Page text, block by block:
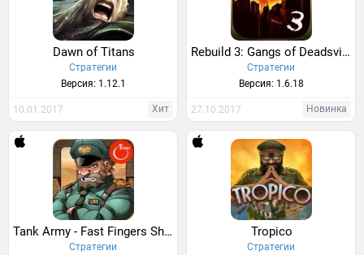
Dawn of Titans
Стратегии
Версия: 1.12.1
10.01.2017 Хит
Rebuild 3: Gangs of Deadsville
Стратегии
Версия: 1.6.18
27.10.2017 Новинка
Tank Army - Fast Fingers Shmup
Стратегии
Tropico
Стратегии